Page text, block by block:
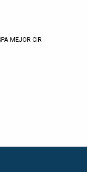
MEJOR CIR